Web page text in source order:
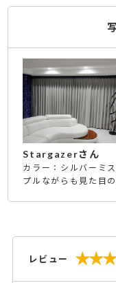
Stargazerさん
カラー：シルバーミ
プルながらも見た目
レビュー